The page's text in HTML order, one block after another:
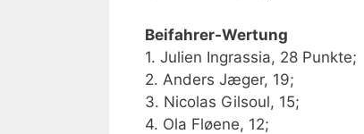
Beifahrer-Wertung
1. Julien Ingrassia, 28 Punkte;
2. Anders Jæger, 19;
3. Nicolas Gilsoul, 15;
4. Ola Fløene, 12;